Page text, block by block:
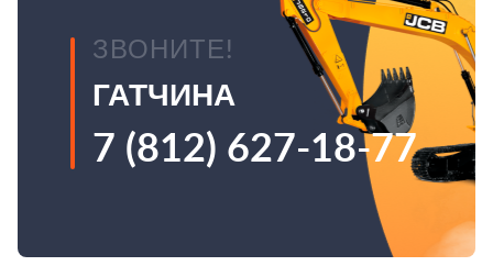
ЗВОНИТЕ!
ГАТЧИНА
7 (812) 627-18-77